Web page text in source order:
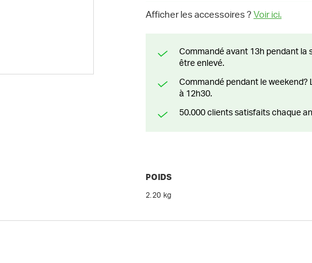
Afficher les accessoires ? Voir ici.
Commandé avant 13h pendant la semaine? Livré le jour suivant ou prêt à
être enlevé.
Commandé pendant le weekend? Livré ou prêt à être enlevé à partir du lundi
à 12h30.
50.000 clients satisfaits chaque
POIDS
2.20 kg